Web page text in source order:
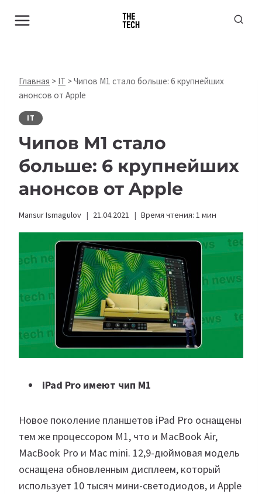
Главная > IT >Чипов M1 стало больше: 6 крупнейших
анонсов от Apple
IT
Чипов M1 стало
больше: 6 крупнейших
анонсов от Apple
Mansur Ismagulov 21.04.2021 Время чтения: 1 мин
iPad Pro имеют чип M1
Новое поколение планшетов iPad Pro оснащены
тем же процессором M1, что и MacBook Air,
MacBook Pro и Mac mini. 12,9-дюймовая модель
оснащена обновленным дисплеем, который
использует 10 тысяч мини-светодиодов, и Apple